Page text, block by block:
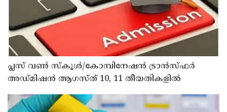
പ്ലസ് വൺ സ്‌കൂൾ/കോമ്പിനേഷൻ ട്രാൻസ്ഫർ
അഡ്മിഷൻ ആഗസ്ത് 10, 11 തീയതികളിൽ